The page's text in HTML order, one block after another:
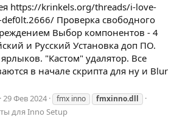
https://krinkels.org/threads/i-love-
Проверка свободного
Выбор компонентов - 4
и Русский Установка доп ПО.
"Кастом" удалятор. Все
в начале скрипта для ну и Blur
29 Фев 2024 fmx inno fmxinno.dll
для Inno Setup